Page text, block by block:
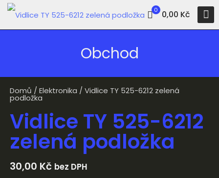
0 0,00 Kč
Obchod
Domů / Elektronika / Vidlice TY 525-6212 zelená
podložka
Vidlice TY 525-6212
zelená podložka
30,00 Kč bez DPH